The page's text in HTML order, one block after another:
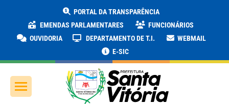
PORTAL DA TRANSPARÊNCIA
EMENDAS PARLAMENTARES
FUNCIONÁRIOS
OUVIDORIA
DEPARTAMENTO DE T.I.
WEBMAIL
E-SIC